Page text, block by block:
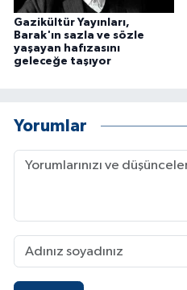
Gazikültür Yayınları,
Barak'ın sazla ve sözle
yaşayan hafızasını
geleceğe taşıyor
Yorumlar